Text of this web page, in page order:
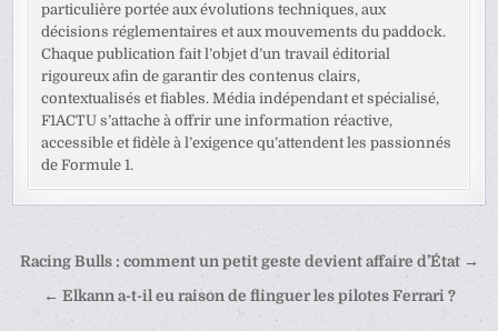
particulière portée aux évolutions techniques, aux
décisions réglementaires et aux mouvements du paddock.
Chaque publication fait l’objet d’un travail éditorial
rigoureux afin de garantir des contenus clairs,
contextualisés et fiables. Média indépendant et spécialisé,
F1ACTU s’attache à offrir une information réactive,
accessible et fidèle à l’exigence qu’attendent les passionnés
de Formule 1.
Navigation
Racing Bulls : comment un petit geste devient affaire d’État →
← Elkann a-t-il eu raison de flinguer les pilotes Ferrari ?